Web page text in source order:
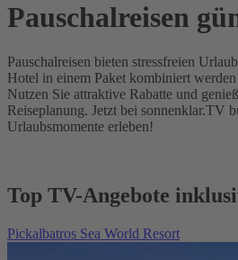
Pauschalreisen
Pauschalreisen bieten stressfreien
Hotel in einem Paket kombiniert
Nutzen Sie attraktive Rabatte und
Reiseplanung. Jetzt bei sonnenklar.TV
Urlaubsmomente erleben!
Top TV-Angebote
Pickalbatros Sea World Resort